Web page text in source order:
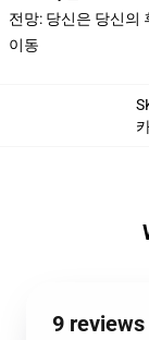
전망: 당신은 당신의
이동
9